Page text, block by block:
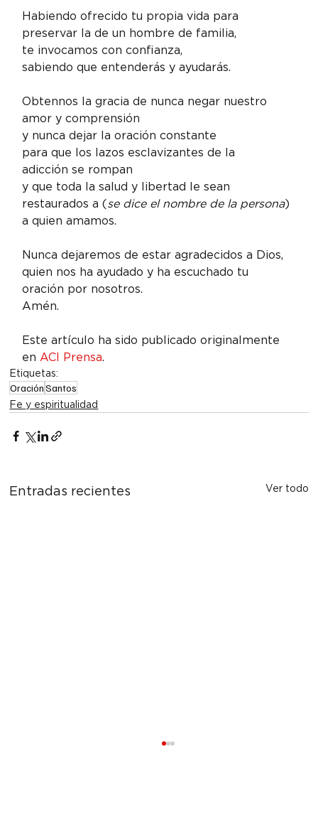
Habiendo ofrecido tu propia vida para
preservar la de un hombre de familia,
te invocamos con confianza,
sabiendo que entenderás y ayudarás.
Obtennos la gracia de nunca negar nuestro
amor y comprensión
y nunca dejar la oración constante
para que los lazos esclavizantes de la
adicción se rompan
y que toda la salud y libertad le sean
restaurados a (se dice el nombre de la persona)
a quien amamos.
Nunca dejaremos de estar agradecidos a Dios,
quien nos ha ayudado y ha escuchado tu
oración por nosotros.
Amén.
Este artículo ha sido publicado originalmente
en ACI Prensa.
Etiquetas:
Oración Santos
Fe y espiritualidad
Entradas recientes Ver todo